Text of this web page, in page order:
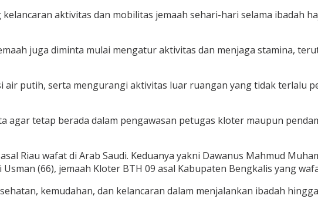
aktivitas dan mobilitas jemaah sehari-hari selama ibadah
juga diminta mulai mengatur aktivitas dan menjaga stamina,
air putih, serta mengurangi aktivitas luar ruangan yang tidak terlalu
agar tetap berada dalam pengawasan petugas kloter maupun
Riau wafat di Arab Saudi. Keduanya yakni Dawanus Mahmud
(66), jemaah Kloter BTH 09 asal Kabupaten Bengkalis yang
kemudahan, dan kelancaran dalam menjalankan ibadah